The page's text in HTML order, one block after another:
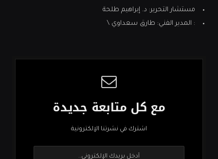
مستشار التحرير: د. إبراهيم طلحة
: المدير الفني: طارق سعداوي \
مع كل متابعة جديدة
اشترك في نشرتنا الإلكترونية